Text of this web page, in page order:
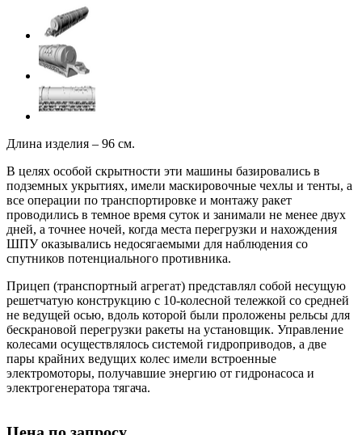
Длина изделия – 96 см.
В целях особой скрытности эти машины базировались в
подземных укрытиях, имели маскировочные чехлы и тенты, а
все операции по транспортировке и монтажу ракет
проводились в темное время суток и занимали не менее двух
дней, а точнее ночей, когда места перегрузки и нахождения
ШПУ оказывались недосягаемыми для наблюдения со
спутников потенциального противника.
Прицеп (транспортный агрегат) представлял собой несущую
решетчатую конструкцию с 10-колесной тележкой со средней
не ведущей осью, вдоль которой были проложены рельсы для
бескрановой перегрузки ракеты на установщик. Управление
колесами осуществлялось системой гидроприводов, а две
пары крайних ведущих колес имели встроенные
электромоторы, получавшие энергию от гидронасоса и
электрогенератора тягача.